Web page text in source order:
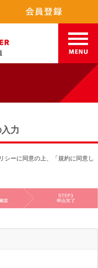
力
シーに同意の上、「規約に同意し